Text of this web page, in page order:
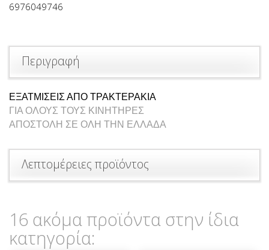
6976049746
Περιγραφή
ΕΞΑΤΜΙΣΕΙΣ ΑΠΟ ΤΡΑΚΤΕΡΑΚΙΑ
ΓΙΑ ΟΛΟΥΣ ΤΟΥΣ ΚΙΝΗΤΗΡΕΣ
ΑΠΟΣΤΟΛΗ ΣΕ ΟΛΗ ΤΗΝ ΕΛΛΑΔΑ
Λεπτομέρειες προϊόντος
16 ακόμα προϊόντα στην ίδια
κατηγορία: